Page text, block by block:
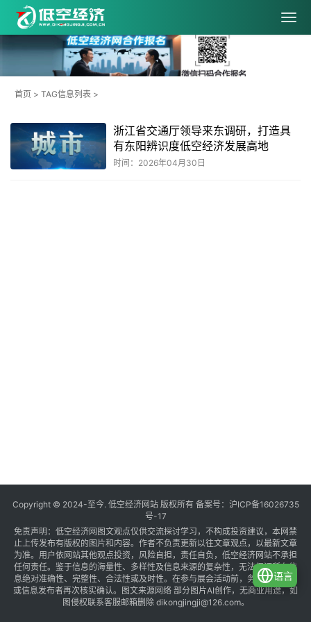
首页 > TAG信息列表 >
浙江省交通厅领导来东调研，打造具
有东阳辨识度低空经济发展高地
时间：2026年04月30日
Copyright © 2024-至今. 低空经济网站 版权所有 备案号： 沪ICP备16026735
号-17
免责声明：低空经济网图文观点仅供交流探讨学习，不构成投资建议，本网禁
止上传发布有版权的图片和内容。作者不负责更新以往文章观点，以最新文章
为准。用户依网站其他观点投资，风险自担，责任自负，低空经济网站不承担
任何责任。鉴于信息的海量性、多样性及信息来源的复杂性，无法保证所有信
息绝对准确性、完整性、合法性或及时性。在参与展会活动前，务必与组织方
或信息发布者再次核实确认。图文来源网络 部分图片AI创作，无商业用途，如
图侵权联系客服邮箱删除 dikongjingji@126.com。
语言